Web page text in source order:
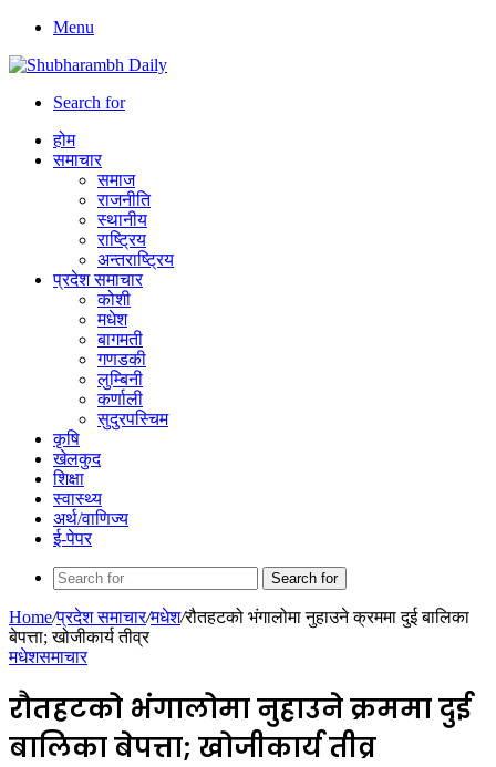
Menu
Search for
होम
समाचार
समाज
राजनीति
स्थानीय
राष्ट्रिय
अन्तराष्ट्रिय
प्रदेश समाचार
कोशी
मधेश
बागमती
गणडकी
लुम्बिनी
कर्णाली
सुदुरपस्चिम
कृषि
खेलकुद
शिक्षा
स्वास्थ्य
अर्थ/वाणिज्य
ई-पेपर
Search for
Home/प्रदेश समाचार/मधेश/रौतहटको भंगालोमा नुहाउने क्रममा दुई बालिका
बेपत्ता; खोजीकार्य तीव्र
मधेशसमाचार
रौतहटको भंगालोमा नुहाउने क्रममा दुई
बालिका बेपत्ता; खोजीकार्य तीव्र